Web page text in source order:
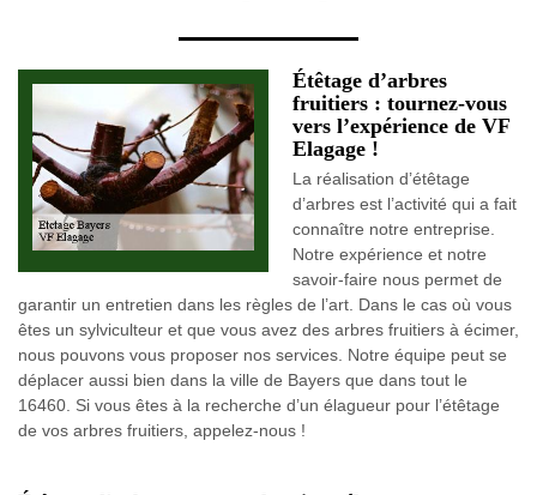
Étêtage d’arbres
fruitiers : tournez-vous
vers l’expérience de VF
Elagage !
La réalisation d’étêtage
d’arbres est l’activité qui a fait
connaître notre entreprise.
Notre expérience et notre
savoir-faire nous permet de
garantir un entretien dans les règles de l’art. Dans le cas où vous
êtes un sylviculteur et que vous avez des arbres fruitiers à écimer,
nous pouvons vous proposer nos services. Notre équipe peut se
déplacer aussi bien dans la ville de Bayers que dans tout le
16460. Si vous êtes à la recherche d’un élagueur pour l’étêtage
de vos arbres fruitiers, appelez-nous !